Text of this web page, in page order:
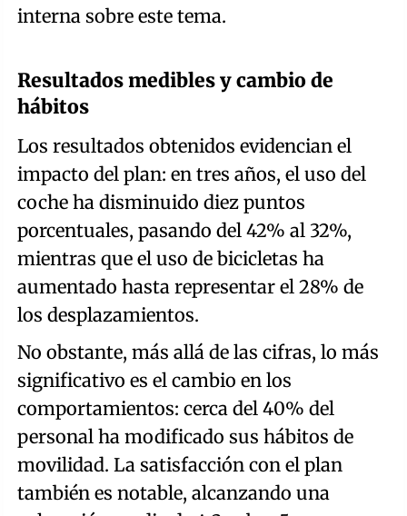
interna sobre este tema.
Resultados medibles y cambio de
hábitos
Los resultados obtenidos evidencian el
impacto del plan: en tres años, el uso del
coche ha disminuido diez puntos
porcentuales, pasando del 42% al 32%,
mientras que el uso de bicicletas ha
aumentado hasta representar el 28% de
los desplazamientos.
No obstante, más allá de las cifras, lo más
significativo es el cambio en los
comportamientos: cerca del 40% del
personal ha modificado sus hábitos de
movilidad. La satisfacción con el plan
también es notable, alcanzando una